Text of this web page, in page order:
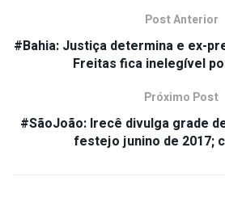
Post Anterior
#Bahia: Justiça determina e ex-
Freitas fica inelegível
Próximo Post
#SãoJoão: Irecê divulga grade
festejo junino de 2017;